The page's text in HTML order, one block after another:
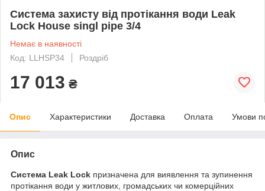
Система захисту від протікання води Leak
Lock House singl pipe 3/4
Немає в наявності
Код: LLHSP34
Роздріб
17 013 ₴
Опис Характеристики Доставка Оплата Умови
Опис
Система Leak Lock призначена для виявлення та зупинення
протікання води у житлових, громадських чи комерційних